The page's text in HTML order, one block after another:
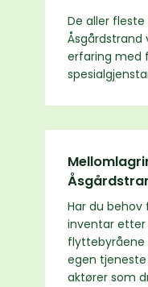
De aller
Åsgårdstrand
erfaring med
Har du
inventar
flyttebyråene
egen
aktører som